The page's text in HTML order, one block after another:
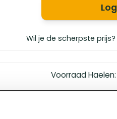
Wil je de scherpste
Voorraad Haelen:
vanaf € 450,-